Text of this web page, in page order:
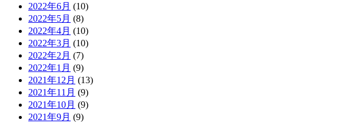
2022年6月 (10)
2022年5月 (8)
2022年4月 (10)
2022年3月 (10)
2022年2月 (7)
2022年1月 (9)
2021年12月 (13)
2021年11月 (9)
2021年10月 (9)
2021年9月 (9)